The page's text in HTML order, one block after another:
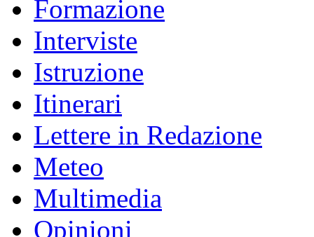
Formazione
Interviste
Istruzione
Itinerari
Lettere in Redazione
Meteo
Multimedia
Opinioni